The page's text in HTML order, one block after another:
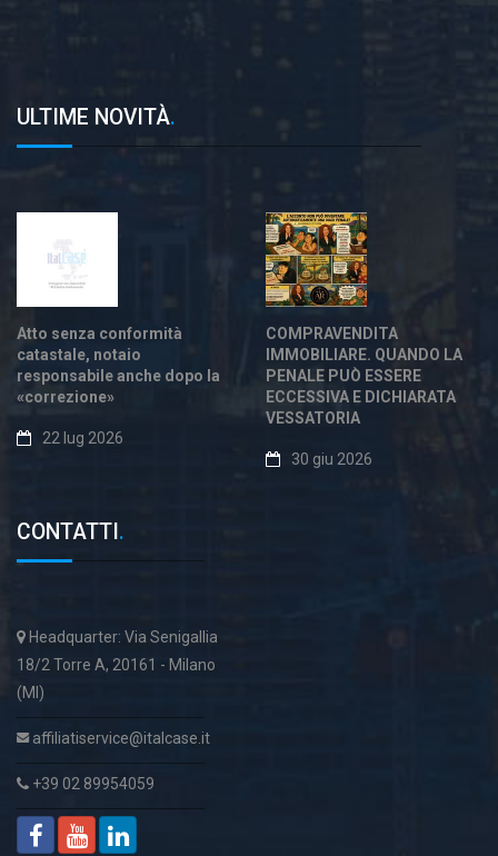
ULTIME NOVITÀ.
Atto senza conformità
catastale, notaio
responsabile anche dopo la
«correzione»
22 lug 2026
COMPRAVENDITA
IMMOBILIARE. QUANDO LA
PENALE PUÒ ESSERE
ECCESSIVA E DICHIARATA
VESSATORIA
30 giu 2026
CONTATTI .
Headquarter: Via Senigallia
18/2 Torre A, 20161 - Milano
(MI)
affiliatiservice@italcase.it
+39 02 89954059